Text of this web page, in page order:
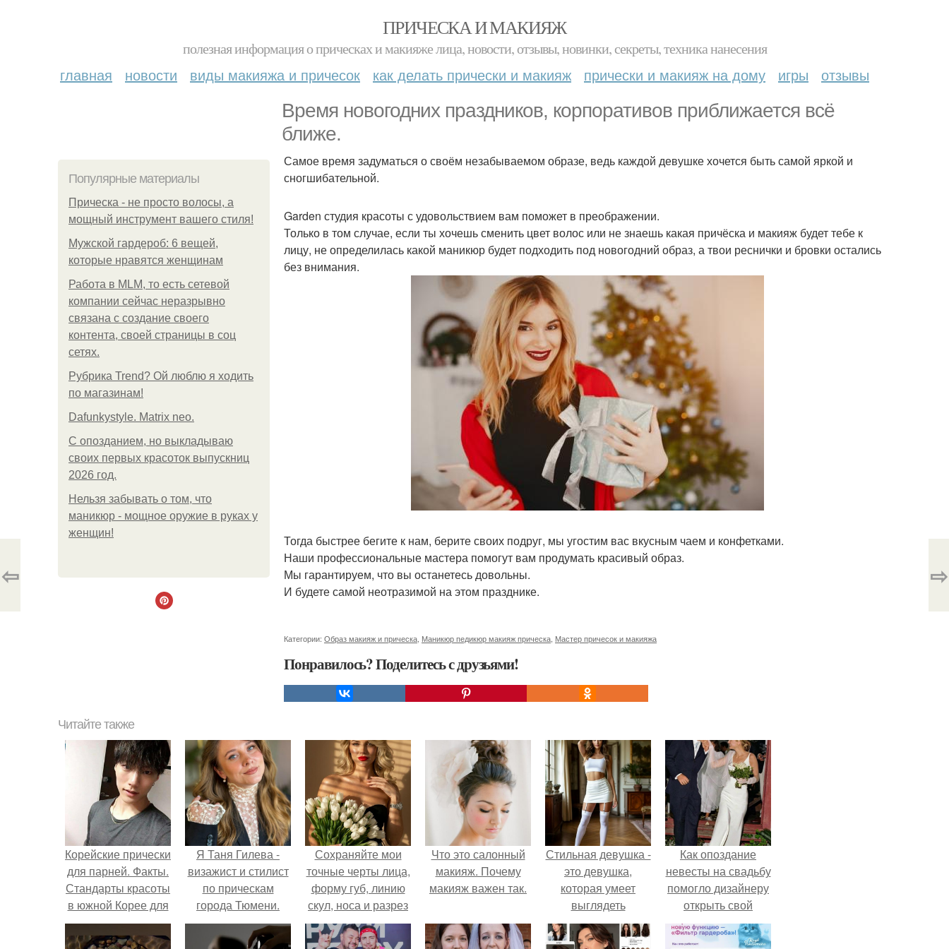
ПРИЧЕСКА И МАКИЯЖ
полезная информация о прическах и макияже лица, новости, отзывы, новинки, секреты, техника нанесения
главная новости виды макияжа и причесок как делать прически и макияж прически и макияж на дому игры отзывы
Время новогодних праздников, корпоративов приближается всё
ближе.
Популярные материалы
Прическа - не просто волосы, а
мощный инструмент вашего стиля!
Мужской гардероб: 6 вещей,
которые нравятся женщинам
Работа в MLM, то есть сетевой
компании сейчас неразрывно
связана с создание своего
контента, своей страницы в соц
сетях.
Рубрика Trend? Ой люблю я ходить
по магазинам!
Dafunkystyle. Matrix neo.
С опозданием, но выкладываю
своих первых красоток выпускниц
2026 год.
Нельзя забывать о том, что
маникюр - мощное оружие в руках у
женщин!
Самое время задуматься о своём незабываемом образе, ведь каждой девушке хочется быть самой яркой и
сногшибательной.
Garden студия красоты с удовольствием вам поможет в преображении.
Только в том случае, если ты хочешь сменить цвет волос или не знаешь какая причёска и макияж будет тебе к
лицу, не определилась какой маникюр будет подходить под новогодний образ, а твои реснички и бровки остались
без внимания.
Тогда быстрее бегите к нам, берите своих подруг, мы угостим вас вкусным чаем и конфетками.
Наши профессиональные мастера помогут вам продумать красивый образ.
Мы гарантируем, что вы останетесь довольны.
И будете самой неотразимой на этом празднике.
Категории: Образ макияж и прическа Маникюр педикюр макияж прическа Мастер причесок и макияжа
Понравилось? Поделитесь с друзьями!
⇦ ⇨
Читайте также
Корейские прически
для парней. Факты.
Стандарты красоты
в южной Корее для
парней?
Я Таня Гилева -
визажист и стилист
по прическам
города Тюмени.
Сохраняйте мои
точные черты лица,
форму губ, линию
скул, носа и разрез
глаз.
Что это салонный
макияж. Почему
макияж важен так.
Стильная девушка -
это девушка,
которая умеет
выглядеть
привлекательно и
элегантно в любои
Как опоздание
невесты на свадьбу
помогло дизайнеру
открыть свой
бренд.